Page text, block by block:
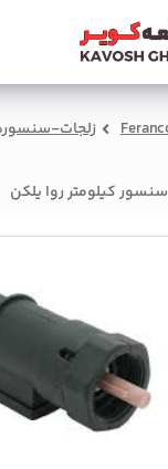
زلجات-
سنسور کیلومتر روا یلکن